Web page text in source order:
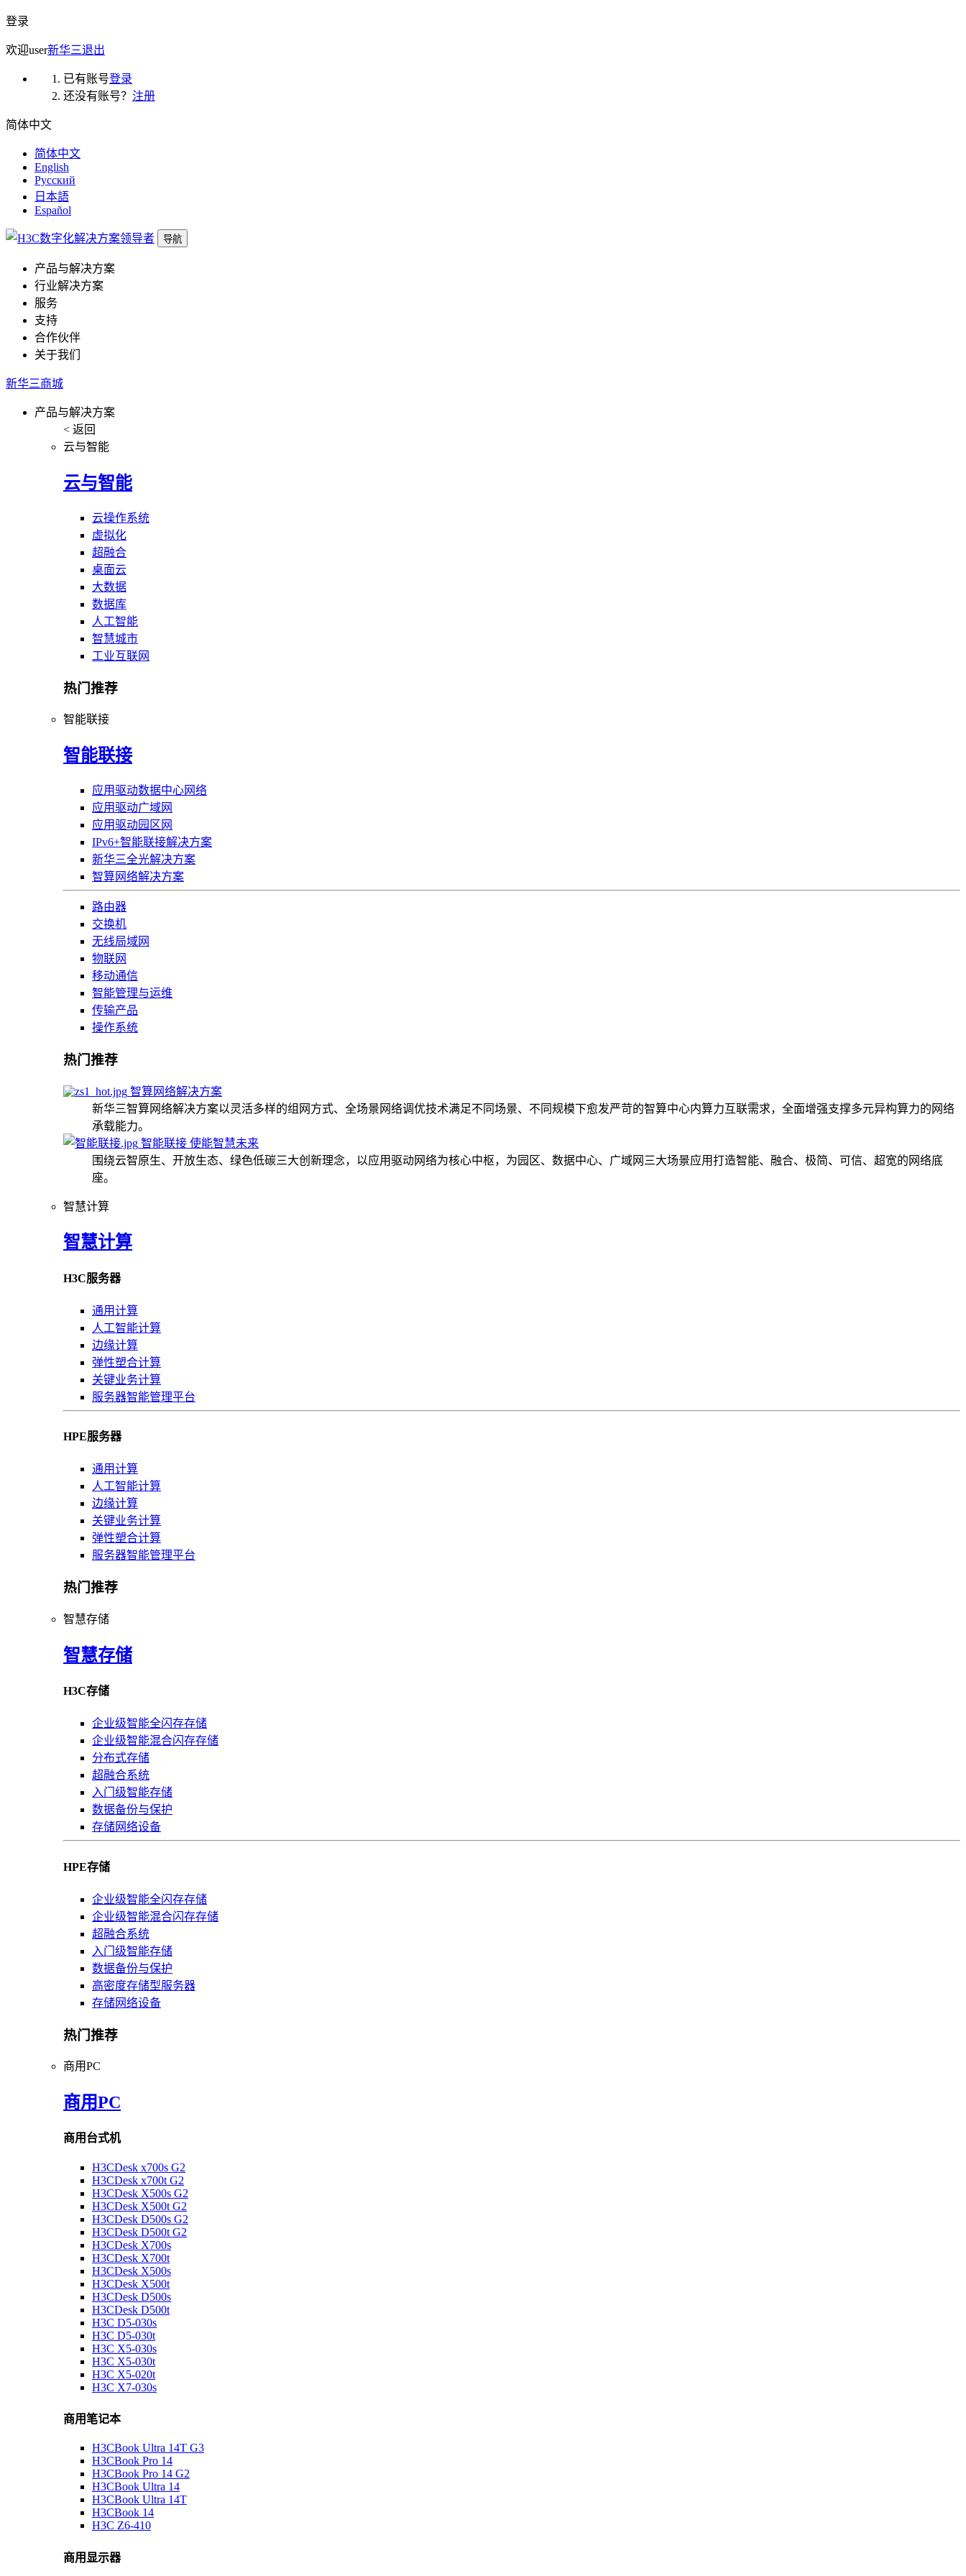
登录
欢迎user新华三退出
已有账号登录
还没有账号？ 注册
简体中文
简体中文
English
Русский
日本語
Español
导航
产品与解决方案
行业解决方案
服务
支持
合作伙伴
关于我们
新华三商城
产品与解决方案
< 返回
云与智能
云与智能
云操作系统
虚拟化
超融合
桌面云
大数据
数据库
人工智能
智慧城市
工业互联网
热门推荐
智能联接
智能联接
应用驱动数据中心网络
应用驱动广域网
应用驱动园区网
IPv6+智能联接解决方案
新华三全光解决方案
智算网络解决方案
路由器
交换机
无线局域网
物联网
移动通信
智能管理与运维
传输产品
操作系统
热门推荐
智算网络解决方案
新华三智算网络解决方案以灵活多样的组网方式、全场景网络调优技术满足不同场景、不同规模下愈发严苛的智算中心内算力互联需求，全面增强支撑多元异构算力的网络
承载能力。
智能联接 使能智慧未来
围绕云智原生、开放生态、绿色低碳三大创新理念，以应用驱动网络为核心中枢，为园区、数据中心、广域网三大场景应用打造智能、融合、极简、可信、超宽的网络底
座。
智慧计算
智慧计算
H3C服务器
通用计算
人工智能计算
边缘计算
弹性塑合计算
关键业务计算
服务器智能管理平台
HPE服务器
通用计算
人工智能计算
边缘计算
关键业务计算
弹性塑合计算
服务器智能管理平台
热门推荐
智慧存储
智慧存储
H3C存储
企业级智能全闪存存储
企业级智能混合闪存存储
分布式存储
超融合系统
入门级智能存储
数据备份与保护
存储网络设备
HPE存储
企业级智能全闪存存储
企业级智能混合闪存存储
超融合系统
入门级智能存储
数据备份与保护
高密度存储型服务器
存储网络设备
热门推荐
商用PC
商用PC
商用台式机
H3CDesk x700s G2
H3CDesk x700t G2
H3CDesk X500s G2
H3CDesk X500t G2
H3CDesk D500s G2
H3CDesk D500t G2
H3CDesk X700s
H3CDesk X700t
H3CDesk X500s
H3CDesk X500t
H3CDesk D500s
H3CDesk D500t
H3C D5-030s
H3C D5-030t
H3C X5-030s
H3C X5-030t
H3C X5-020t
H3C X7-030s
商用笔记本
H3CBook Ultra 14T G3
H3CBook Pro 14
H3CBook Pro 14 G2
H3CBook Ultra 14
H3CBook Ultra 14T
H3CBook 14
H3C Z6-410
商用显示器